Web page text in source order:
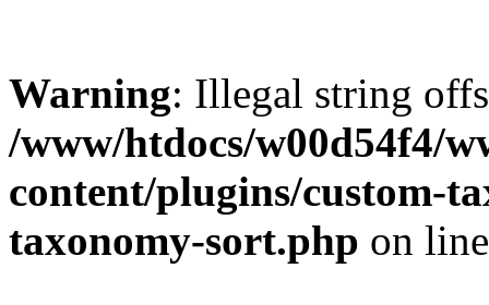
Warning: Illegal string
/www/htdocs/w00d54f4/
content/plugins/custom-
taxonomy-sort.php on